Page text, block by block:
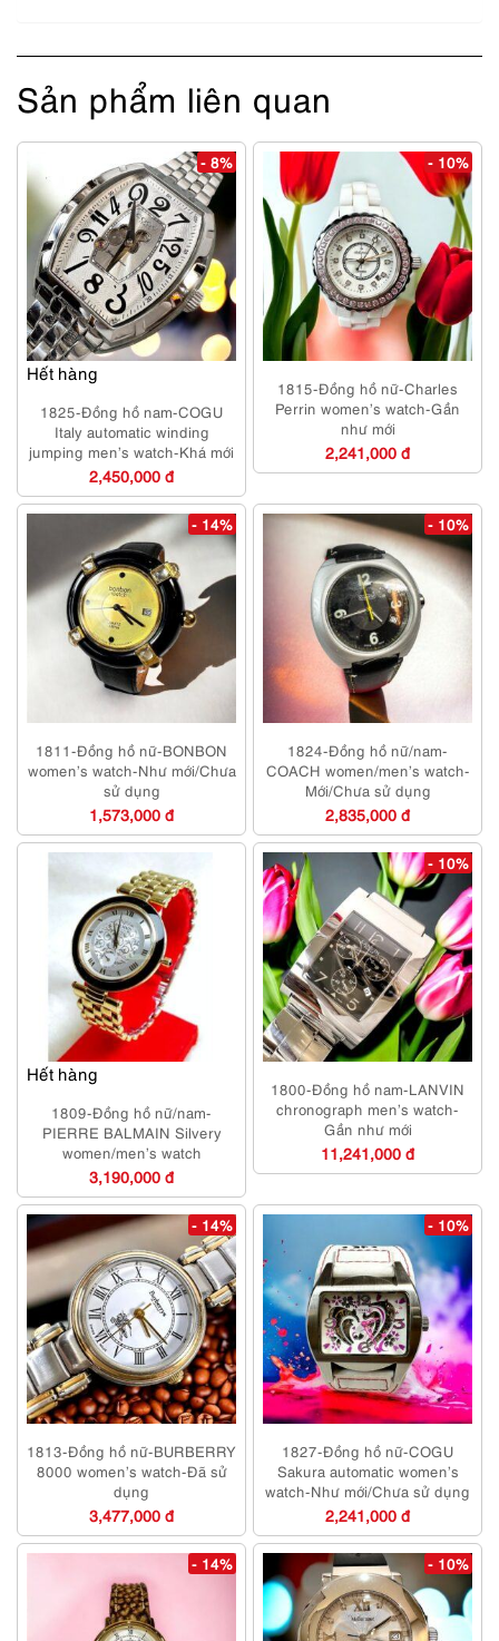
Sản phẩm liên quan
Hết hàng
- 8%
1825-Đồng hồ nam-COGU
Italy automatic winding
jumping men’s watch-Khá mới
2,450,000 đ
- 10%
1815-Đồng hồ nữ-Charles
Perrin women’s watch-Gần
như mới
2,241,000 đ
- 14%
1811-Đồng hồ nữ-BONBON
women’s watch-Như mới/Chưa
sử dụng
1,573,000 đ
- 10%
1824-Đồng hồ nữ/nam-
COACH women/men’s watch-
Mới/Chưa sử dụng
2,835,000 đ
Hết hàng
1809-Đồng hồ nữ/nam-
PIERRE BALMAIN Silvery
women/men’s watch
3,190,000 đ
- 10%
1800-Đồng hồ nam-LANVIN
chronograph men’s watch-
Gần như mới
11,241,000 đ
- 14%
1813-Đồng hồ nữ-BURBERRY
8000 women’s watch-Đã sử
dụng
3,477,000 đ
- 10%
1827-Đồng hồ nữ-COGU
Sakura automatic women’s
watch-Như mới/Chưa sử dụng
2,241,000 đ
- 14% - 10%